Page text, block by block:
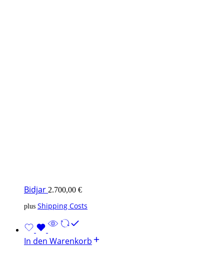
Bidjar 2.700,00 €
plus Shipping Costs
In den Warenkorb